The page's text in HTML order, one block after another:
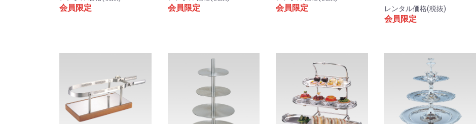
会員限定 会員限定 会員限定 レンタル価格(税抜)
会員限定